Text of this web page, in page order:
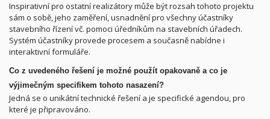
Inspirativní pro ostatní realizátory může být rozsah tohoto projektu
sám o sobě, jeho zaměření, usnadnění pro všechny účastníky
stavebního řízení vč. pomoci úředníkům na stavebních úřadech.
Systém účastníky provede procesem a současně nabídne i
interaktivní formuláře.
Co z uvedeného řešení je možné použít opakovaně a co je
výjimečným specifikem tohoto nasazení?
Jedná se o unikátní technické řešení a je specifické agendou, pro
které je připravováno.